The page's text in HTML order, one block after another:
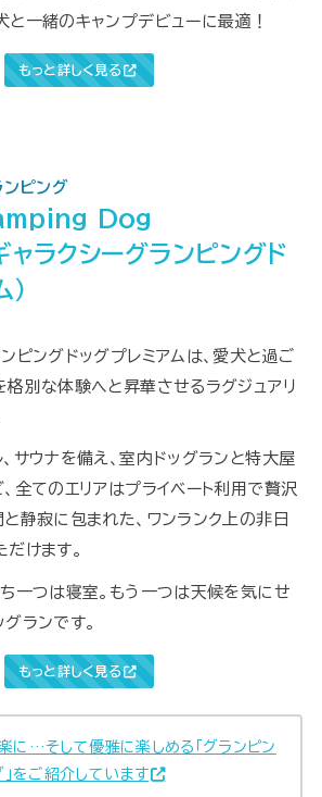
一緒のキャンプデビューに最適！
もっと詳しく見る
ピング
Dog
ラクシーグランピングド
ピングドッグプレミアムは、愛犬と過ご
格別な体験へと昇華させるラグジュアリ
サウナを備え、室内ドッグランと特大屋
全てのエリアはプライベート利用で贅沢
静寂に包まれた、ワンランク上の非日
けます。
一つは寝室。もう一つは天候を気にせ
ランです。
もっと詳しく見る
に…そして優雅に楽しめる「グランピン
」をご紹介しています